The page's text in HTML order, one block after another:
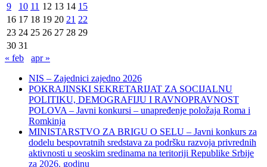
9
10 11 12 13 14 15
16 17 18 19 20 21 22
23 24 25 26 27 28 29
30 31
« feb
apr »
NIS – Zajednici zajedno 2026
POKRAJINSKI SEKRETARIJAT ZA SOCIJALNU
POLITIKU, DEMOGRAFIJU I RAVNOPRAVNOST
POLOVA – Javni konkursi – unapređenje položaja Roma i
Romkinja
MINISTARSTVO ZA BRIGU O SELU – Javni konkurs za
dodelu bespovratnih sredstava za podršku razvoja privrednih
aktivnosti u seoskim sredinama na teritoriji Republike Srbije
za 2026. godinu